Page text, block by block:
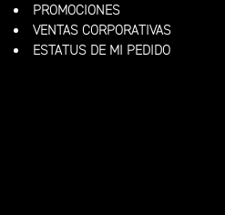
PROMOCIONES
VENTAS CORPORATIVAS
ESTATUS DE MI PEDIDO